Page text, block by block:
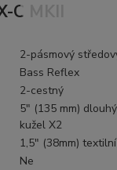
C MKII
2-pásmový
Bass Reflex
2-cestný
5" (135 mm)
kužel X2
1,5" (38mm)
Ne